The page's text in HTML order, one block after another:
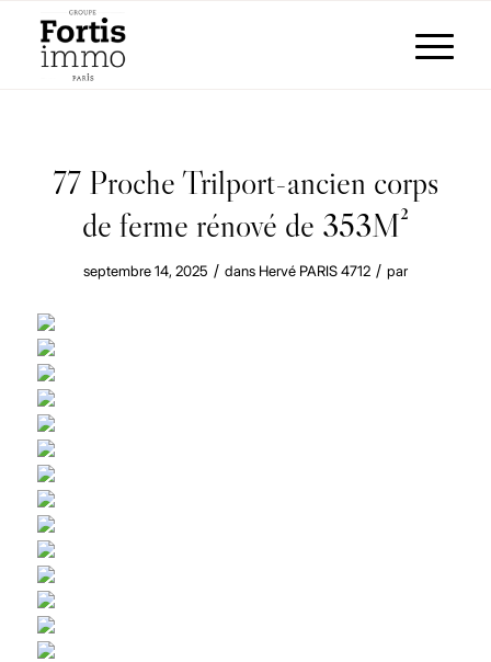
77 Proche Trilport-ancien corps
de ferme rénové de 353M²
septembre 14, 2025 / dans Hervé PARIS4712 / par